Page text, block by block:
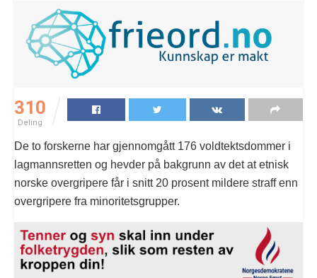
310
Deling
De to forskerne har gjennomgått 176 voldtektsdommer i
lagmannsretten og hevder på bakgrunn av det at etnisk
norske overgripere får i snitt 20 prosent mildere straff enn
overgripere fra minoritetsgrupper.